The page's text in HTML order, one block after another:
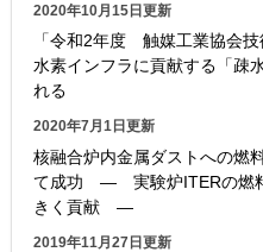
2020年10月15日更新
「令和2年度 触媒工業協会
水素インフラに貢献する「疎
れる
2020年7月1日更新
核融合炉内金属ダストへの燃
て成功 ― 実験炉ITERの燃
きく貢献 ―
2019年11月27日更新